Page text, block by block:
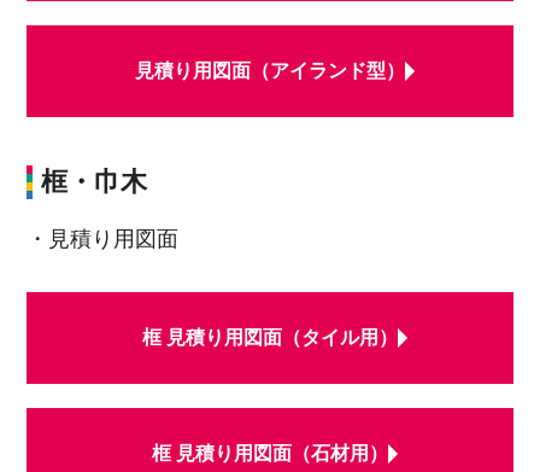
見積り用図面（アイランド型）
框・巾木
・見積り用図面
框 見積り用図面（タイル用）
框 見積り用図面（石材用）